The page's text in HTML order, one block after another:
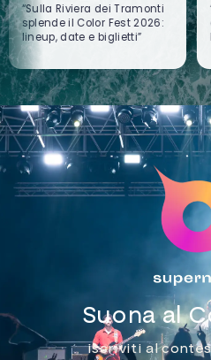
2026 a Lamezia
concerti, artisti e
festival estivo in
- turismo.it
Sulla
splende il
lineup,
Suona al
iscriviti al